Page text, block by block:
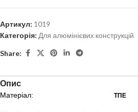
Артикул: 1019
Категорія: Для алюмінієвих конструкцій
Share:
Опис
Матеріал: ТПЕ